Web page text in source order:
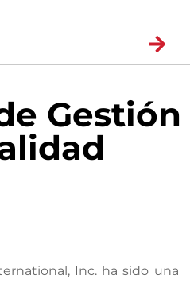
Gestión
Inc. ha sido una